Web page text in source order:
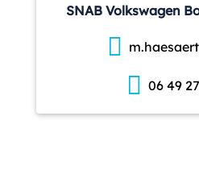
SNAB Volkswagen
06 49